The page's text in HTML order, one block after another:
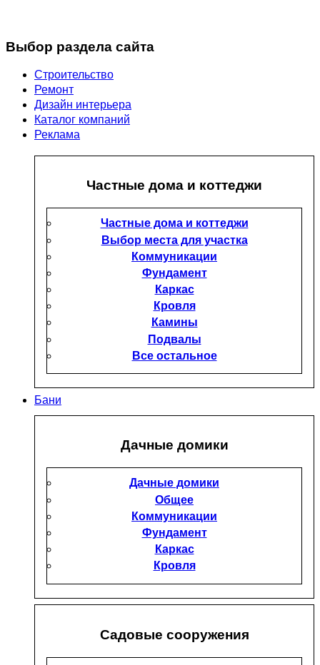
Выбор раздела сайта
Строительство
Ремонт
Дизайн интерьера
Каталог компаний
Реклама
Частные дома и коттеджи
Частные дома и коттеджи
Выбор места для участка
Коммуникации
Фундамент
Каркас
Кровля
Камины
Подвалы
Все остальное
Бани
Дачные домики
Дачные домики
Общее
Коммуникации
Фундамент
Каркас
Кровля
Садовые сооружения